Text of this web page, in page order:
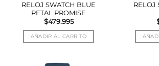
RELOJ SWATCH BLUE
PETAL PROMISE
$479.995
AÑADIR AL CARRITO
RELOJ